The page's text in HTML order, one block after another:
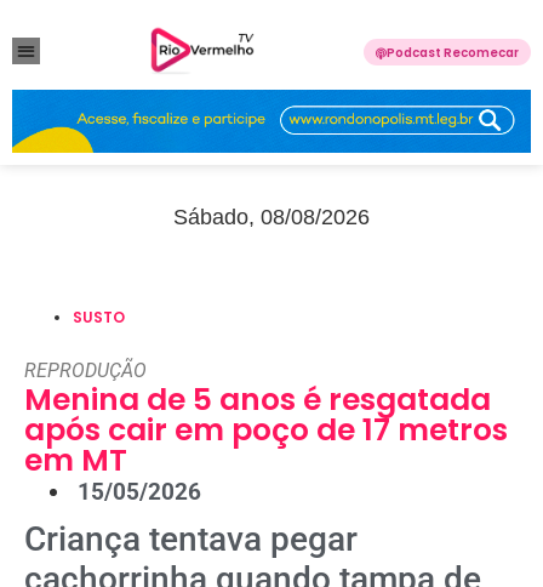
Podcast Recomecar
Sábado, 08/08/2026
SUSTO
REPRODUÇÃO
Menina de 5 anos é resgatada
após cair em poço de 17 metros
em MT
15/05/2026
Criança tentava pegar